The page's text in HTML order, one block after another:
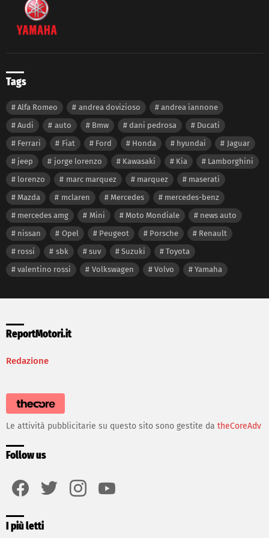
Tags
Alfa Romeo andrea dovizioso
andrea iannone
Audi
auto Bmw dani pedrosa
Ducati
Ferrari
Fiat Ford Honda hyundai
Jaguar
jeep
jorge lorenzo Kawasaki Kia
Lamborghini
lorenzo
marc marquez marquez
maserati
Mazda
mclaren Mercedes
mercedes-benz
mercedes amg
Mini Moto Mondiale
news auto
nissan
Opel Peugeot Porsche
Renault
rossi
sbk suv Suzuki
Toyota
valentino rossi
Volkswagen Volvo Yamaha
ReportMotori.it
Redazione
Le attività pubblicitarie su questo sito sono gestite da theCoreAdv
Follow us
I più letti